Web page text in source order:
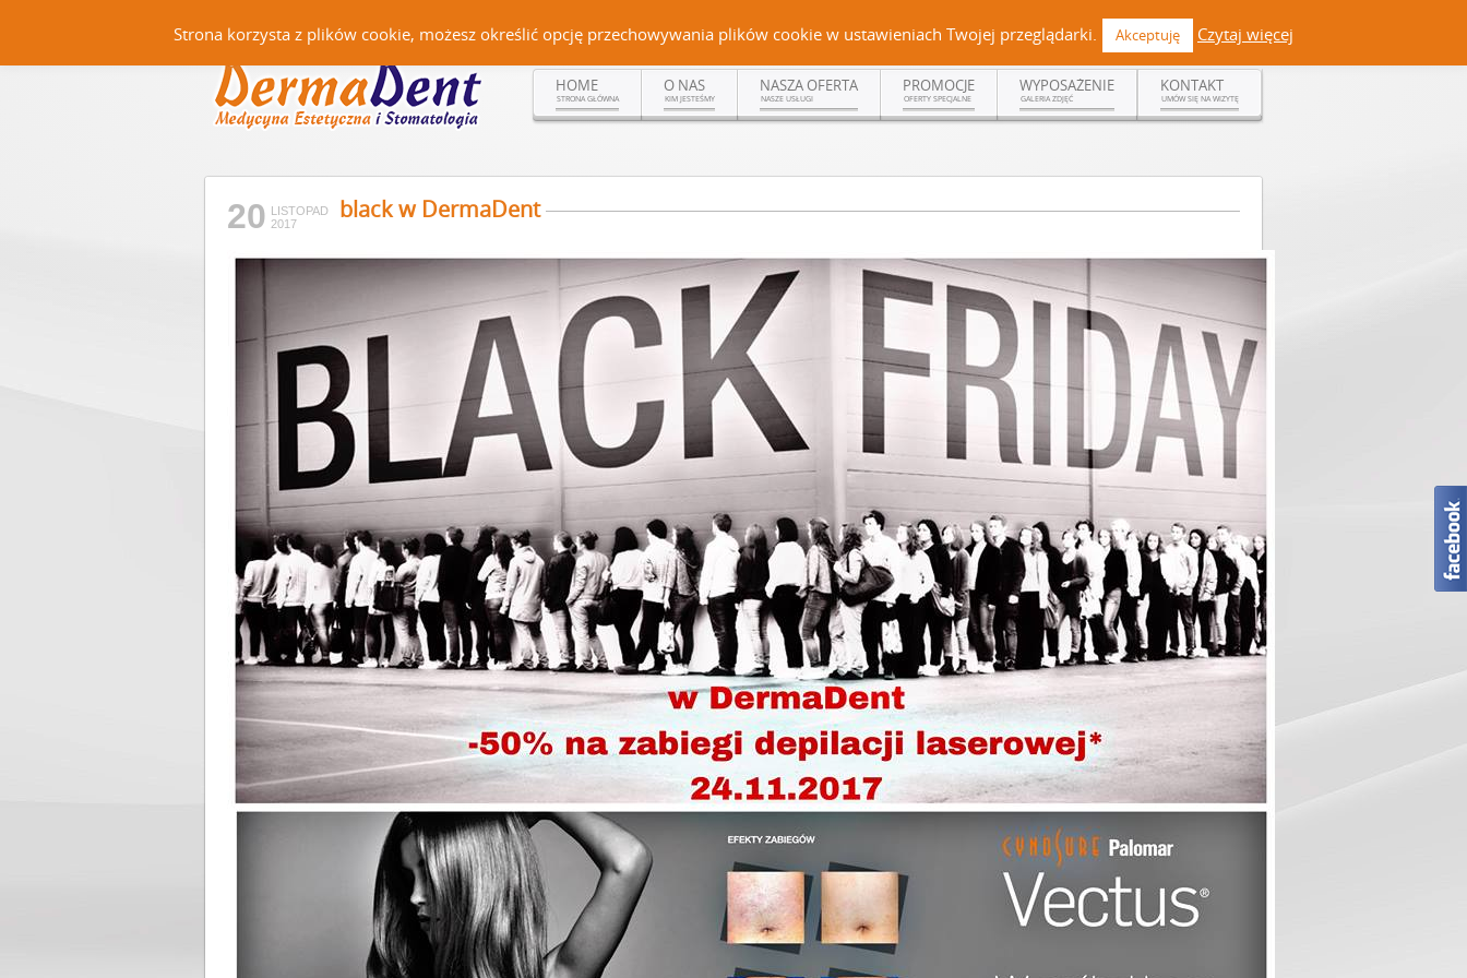
Czerteż 161, 38-500 Sanok | tel. (13) 464 99 92 | kom. +48 502 315 048 | kom. +48 519 108 720 | kontakt@dermadent.pl |
HOME
STRONA GŁÓWNA
O NAS
KIM JESTEŚMY
NASZA OFERTA
NASZE USŁUGI
PROMOCJE
OFERTY SPECJALNE
WYPOSAŻENIE
GALERIA ZDJĘĆ
KONTAKT
UMÓW SIĘ NA WIZYTĘ
20 LISTOPAD
2017
black w DermaDent
Strona korzysta z plików cookie, możesz określić opcję przechowywania plików cookie w ustawieniach Twojej przeglądarki. Akceptuję Czytaj więcej